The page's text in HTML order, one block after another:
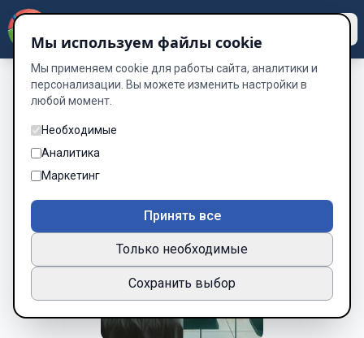
Мы используем файлы cookie
Мы применяем cookie для работы сайта, аналитики и
персонализации. Вы можете изменить настройки в
любой момент.
Необходимые
Аналитика
Маркетинг
Принять все
Только необходимые
Сохранить выбор